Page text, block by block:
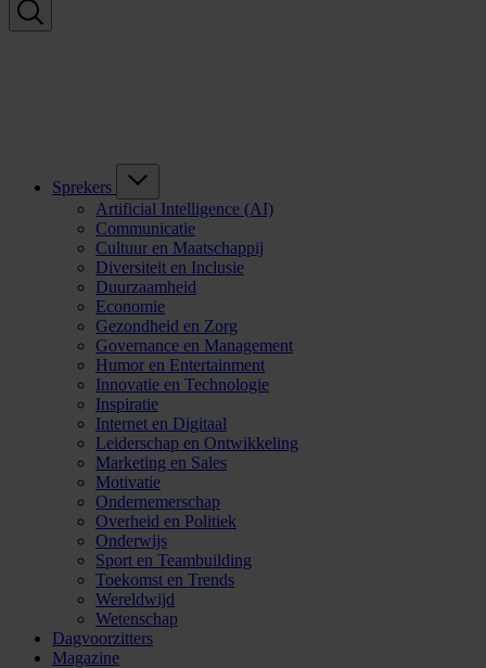
Sprekers
Artificial Intelligence (AI)
Communicatie
Cultuur en Maatschappij
Diversiteit en Inclusie
Duurzaamheid
Economie
Gezondheid en Zorg
Governance en Management
Humor en Entertainment
Innovatie en Technologie
Inspiratie
Internet en Digitaal
Leiderschap en Ontwikkeling
Marketing en Sales
Motivatie
Ondernemerschap
Overheid en Politiek
Onderwijs
Sport en Teambuilding
Toekomst en Trends
Wereldwijd
Wetenschap
Dagvoorzitters
Magazine